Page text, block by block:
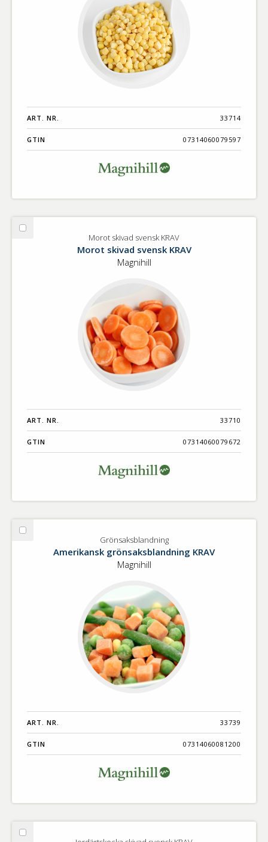
ART. NR. 33714
GTIN 07314060079597
Välj
Morot skivad svensk KRAV
Morot skivad svensk KRAV
Magnihill
ART. NR. 33710
GTIN 07314060079672
Välj
Grönsaksblandning
Amerikansk grönsaksblandning KRAV
Magnihill
ART. NR. 33739
GTIN 07314060081200
Välj